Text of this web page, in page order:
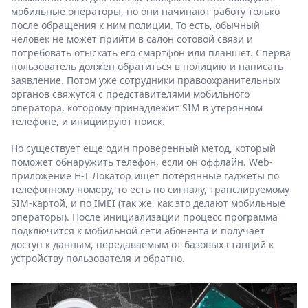
мобильные операторы, но они начинают работу только
после обращения к ним полиции. То есть, обычный
человек не может прийти в салон сотовой связи и
потребовать отыскать его смартфон или планшет. Сперва
пользователь должен обратиться в полицию и написать
заявление. Потом уже сотрудники правоохранительных
органов свяжутся с представителями мобильного
оператора, которому принадлежит SIM в утерянном
телефоне, и инициируют поиск.
Но существует еще один проверенный метод, который
поможет обнаружить телефон, если он оффлайн. Web-
приложение Н-Т Локатор ищет потерянные гаджеты по
телефонному номеру, то есть по сигналу, транслируемому
SIM-картой, и по IMEI (так же, как это делают мобильные
операторы). После инициализации процесс программа
подключится к мобильной сети абонента и получает
доступ к данным, передаваемым от базовых станций к
устройству пользователя и обратно.